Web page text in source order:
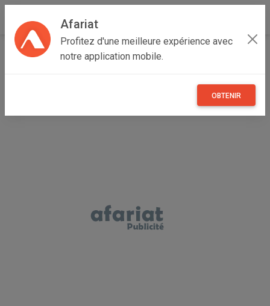
Afariat
Profitez d'une meilleure expérience avec
notre application mobile.
OBTENIR
Accueil Immobilier Grand Tunis